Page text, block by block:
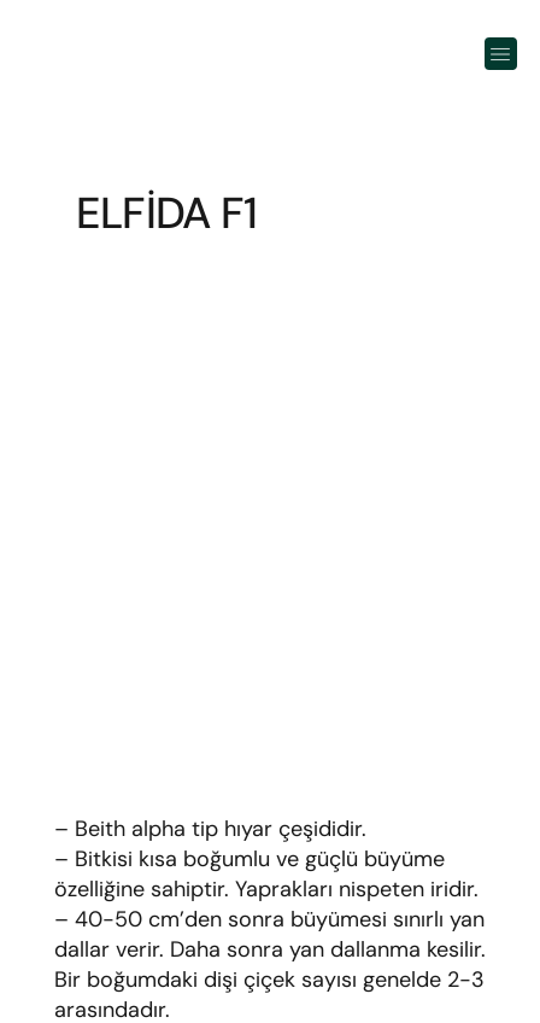
ELFİDA F1
– Beith alpha tip hıyar çeşididir.
– Bitkisi kısa boğumlu ve güçlü büyüme
özelliğine sahiptir. Yaprakları nispeten iridir.
– 40-50 cm’den sonra büyümesi sınırlı yan
dallar verir. Daha sonra yan dallanma kesilir.
Bir boğumdaki dişi çiçek sayısı genelde 2-3
arasındadır.